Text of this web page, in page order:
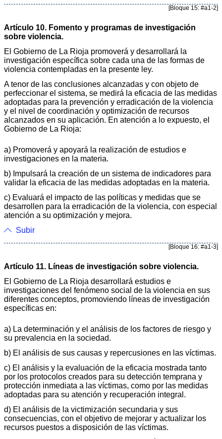
[Bloque 15: #a1-2]
Artículo 10. Fomento y programas de investigación
sobre violencia.
El Gobierno de La Rioja promoverá y desarrollará la
investigación específica sobre cada una de las formas de
violencia contempladas en la presente ley.
A tenor de las conclusiones alcanzadas y con objeto de
perfeccionar el sistema, se medirá la eficacia de las medidas
adoptadas para la prevención y erradicación de la violencia
y el nivel de coordinación y optimización de recursos
alcanzados en su aplicación. En atención a lo expuesto, el
Gobierno de La Rioja:
a) Promoverá y apoyará la realización de estudios e
investigaciones en la materia.
b) Impulsará la creación de un sistema de indicadores para
validar la eficacia de las medidas adoptadas en la materia.
c) Evaluará el impacto de las políticas y medidas que se
desarrollen para la erradicación de la violencia, con especial
atención a su optimización y mejora.
Subir
[Bloque 16: #a1-3]
Artículo 11. Líneas de investigación sobre violencia.
El Gobierno de La Rioja desarrollará estudios e
investigaciones del fenómeno social de la violencia en sus
diferentes conceptos, promoviendo líneas de investigación
específicas en:
a) La determinación y el análisis de los factores de riesgo y
su prevalencia en la sociedad.
b) El análisis de sus causas y repercusiones en las víctimas.
c) El análisis y la evaluación de la eficacia mostrada tanto
por los protocolos creados para su detección temprana y
protección inmediata a las víctimas, como por las medidas
adoptadas para su atención y recuperación integral.
d) El análisis de la victimización secundaria y sus
consecuencias, con el objetivo de mejorar y actualizar los
recursos puestos a disposición de las víctimas.